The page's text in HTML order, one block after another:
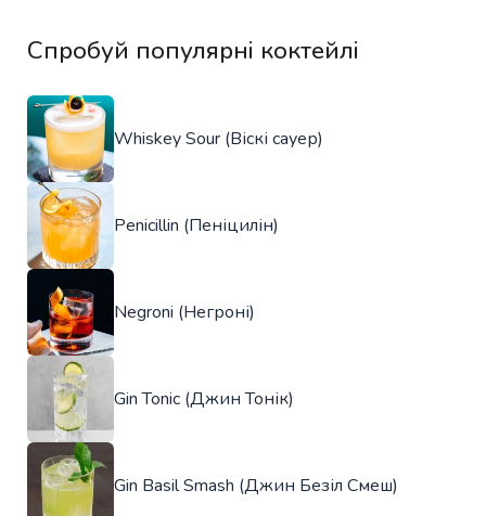
Спробуй популярні коктейлі
Whiskey Sour (Віскі сауер)
Penicillin (Пеніцилін)
Negroni (Негроні)
Gin Tonic (Джин Тонік)
Gin Basil Smash (Джин Безіл Смеш)